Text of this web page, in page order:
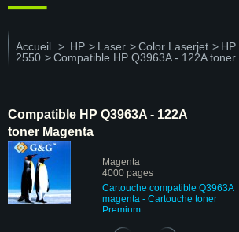
Accueil > HP > Laser >Color Laserjet >
2550 >Compatible HP Q3963A - 122A toner
Compatible HP Q3963A - 122A
toner Magenta
Magenta
4000 pages
Cartouche compatible Q3963A
magenta - Cartouche toner
Premium